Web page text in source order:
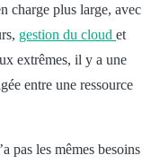
charge plus large, avec
gestion du cloud et
extrêmes, il y a une
entre une ressource
pas les mêmes besoins